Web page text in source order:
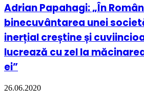
Adrian Papahagi: „În
binecuvântarea unei
inerțial creștine și
lucrează cu zel la
ei”
26.06.2020